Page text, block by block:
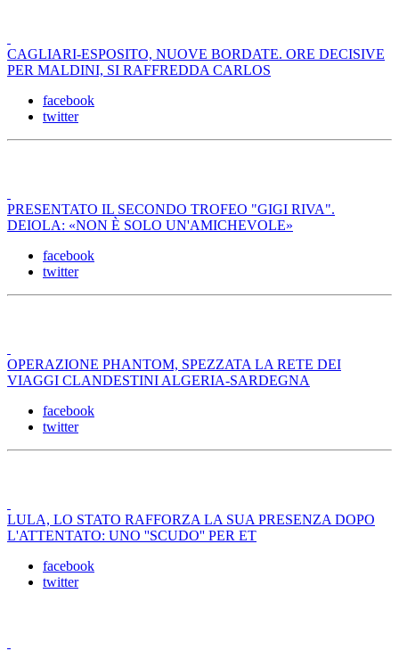
CAGLIARI-ESPOSITO, NUOVE BORDATE. ORE DECISIVE
PER MALDINI, SI RAFFREDDA CARLOS
facebook
twitter
PRESENTATO IL SECONDO TROFEO "GIGI RIVA".
DEIOLA: «NON È SOLO UN'AMICHEVOLE»
facebook
twitter
OPERAZIONE PHANTOM, SPEZZATA LA RETE DEI
VIAGGI CLANDESTINI ALGERIA-SARDEGNA
facebook
twitter
LULA, LO STATO RAFFORZA LA SUA PRESENZA DOPO
L'ATTENTATO: UNO ''SCUDO'' PER ET
facebook
twitter